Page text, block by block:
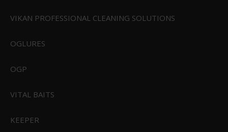
VIKAN PROFESSIONAL CLEANING SOLUTIONS
OGLURES
OGP
VITAL BAITS
KEEPER